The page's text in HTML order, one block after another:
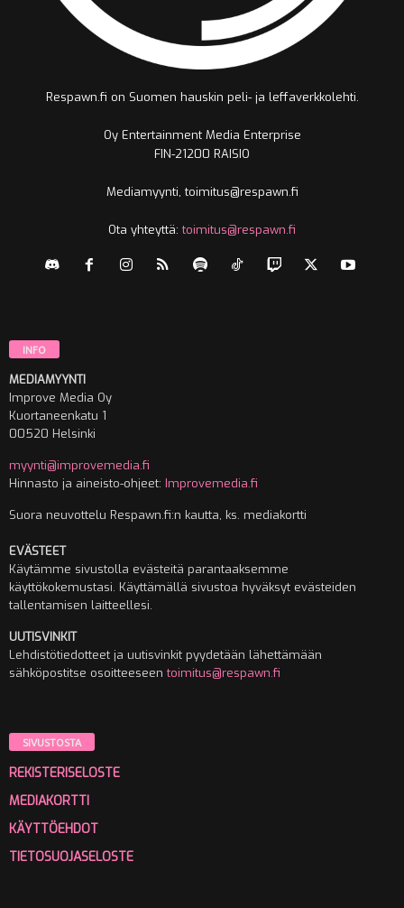
Respawn.fi on Suomen hauskin peli- ja leffaverkkolehti.
Oy Entertainment Media Enterprise
FIN-21200 RAISIO
Mediamyynti, toimitus@respawn.fi
Ota yhteyttä:toimitus@respawn.fi
INFO
MEDIAMYYNTI
Improve Media Oy
Kuortaneenkatu 1
00520 Helsinki
myynti@improvemedia.fi
Hinnasto ja aineisto-ohjeet: Improvemedia.fi
Suora neuvottelu Respawn.fi:n kautta, ks. mediakortti
EVÄSTEET
Käytämme sivustolla evästeitä parantaaksemme
käyttökokemustasi. Käyttämällä sivustoa hyväksyt evästeiden
tallentamisen laitteellesi.
UUTISVINKIT
Lehdistötiedotteet ja uutisvinkit pyydetään lähettämään
sähköpostitse osoitteeseentoimitus@respawn.fi
SIVUSTOSTA
REKISTERISELOSTE
MEDIAKORTTI
KÄYTTÖEHDOT
TIETOSUOJASELOSTE